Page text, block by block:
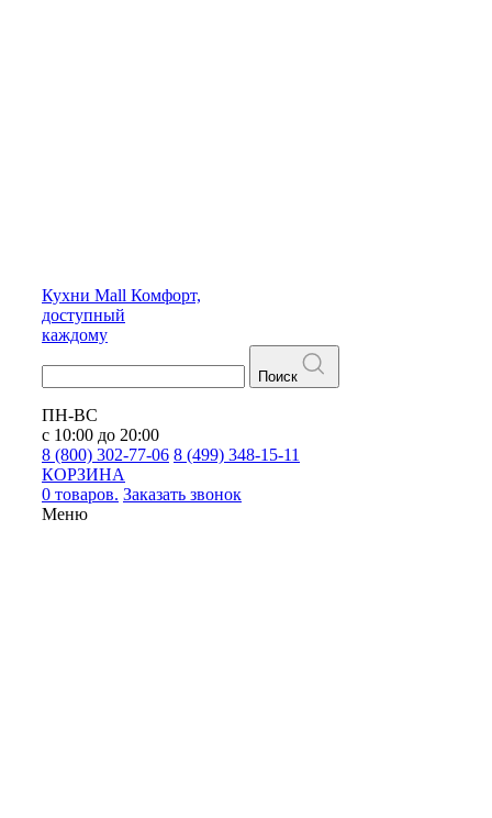
Кухни Mall Комфорт,
доступный
каждому
Поиск
ПН-ВС
с 10:00 до 20:00
8 (800) 302-77-06 8 (499) 348-15-11
КОРЗИНА
0 товаров. Заказать звонок
Меню